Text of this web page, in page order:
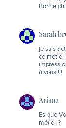
Bonne
Sarah
je suis
ce métier
à vous !!!
Ariana
Es-que
métier ?